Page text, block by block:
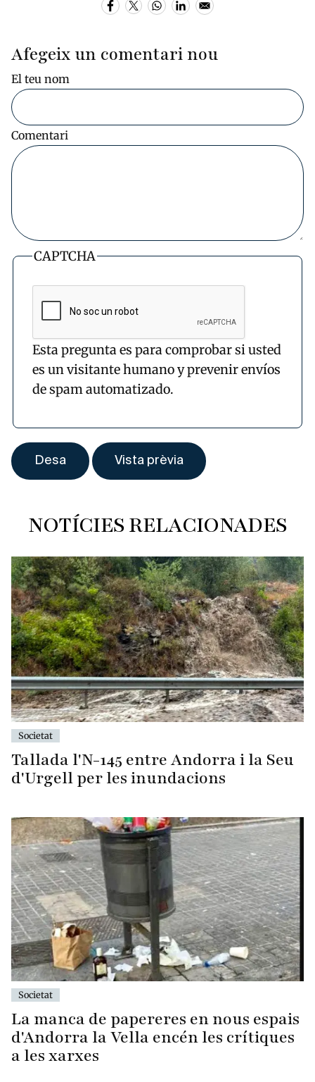
Afegeix un comentari nou
El teu nom
Comentari
CAPTCHA
Esta pregunta es para comprobar si usted
es un visitante humano y prevenir envíos
de spam automatizado.
NOTÍCIES RELACIONADES
Societat
Tallada l'N-145 entre Andorra i la Seu
d'Urgell per les inundacions
Societat
La manca de papereres en nous espais
d'Andorra la Vella encén les crítiques
a les xarxes